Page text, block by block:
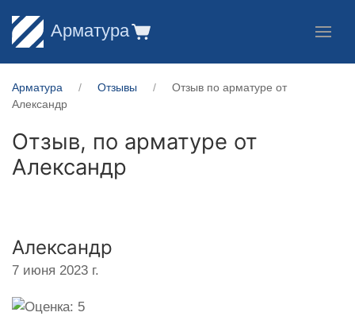
Арматура
Арматура Отзывы
Отзыв по арматуре от
Александр
Отзыв, по арматуре от
Александр
Александр
7 июня 2023 г.